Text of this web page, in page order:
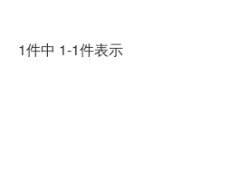
1件中 1-1件表示